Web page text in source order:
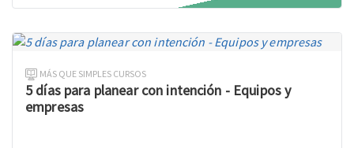
MÁS QUE SIMPLES CURSOS
5 días para planear con intención - Equipos y
empresas